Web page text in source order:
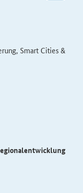
Smart Cities &